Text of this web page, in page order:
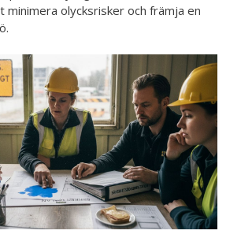
olycksrisker och främja en